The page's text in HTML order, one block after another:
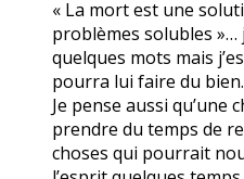
« La mort est une
problèmes solubles »…
quelques mots mais
pourra lui faire du bien.
Je pense aussi qu’une
prendre du temps de
choses qui pourrait